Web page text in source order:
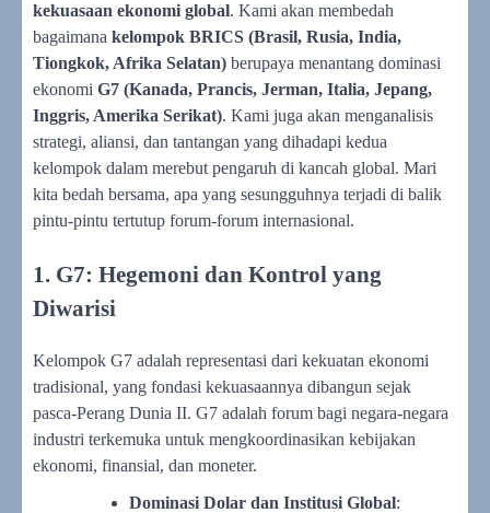
kekuasaan ekonomi global. Kami akan membedah
bagaimana kelompok BRICS (Brasil, Rusia, India,
Tiongkok, Afrika Selatan) berupaya menantang dominasi
ekonomi G7 (Kanada, Prancis, Jerman, Italia, Jepang,
Inggris, Amerika Serikat). Kami juga akan menganalisis
strategi, aliansi, dan tantangan yang dihadapi kedua
kelompok dalam merebut pengaruh di kancah global. Mari
kita bedah bersama, apa yang sesungguhnya terjadi di balik
pintu-pintu tertutup forum-forum internasional.
1. G7: Hegemoni dan Kontrol yang
Diwarisi
Kelompok G7 adalah representasi dari kekuatan ekonomi
tradisional, yang fondasi kekuasaannya dibangun sejak
pasca-Perang Dunia II. G7 adalah forum bagi negara-negara
industri terkemuka untuk mengkoordinasikan kebijakan
ekonomi, finansial, dan moneter.
Dominasi Dolar dan Institusi Global: